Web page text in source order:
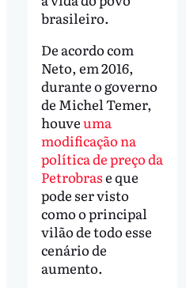
brasileiro.
De acordo com
Neto, em 2016,
durante o governo
de Michel Temer,
houveuma
modificação na
política de preço da
Petrobrase que
pode ser visto
como o principal
vilão de todo esse
cenário de
aumento.